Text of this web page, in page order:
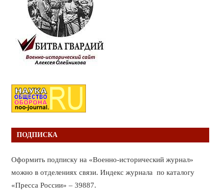
ПОДПИСКА
Оформить подписку на «Военно-исторический журнал»
можно в отделениях связи. Индекс журнала по каталогу
«Пресса России» – 39887.